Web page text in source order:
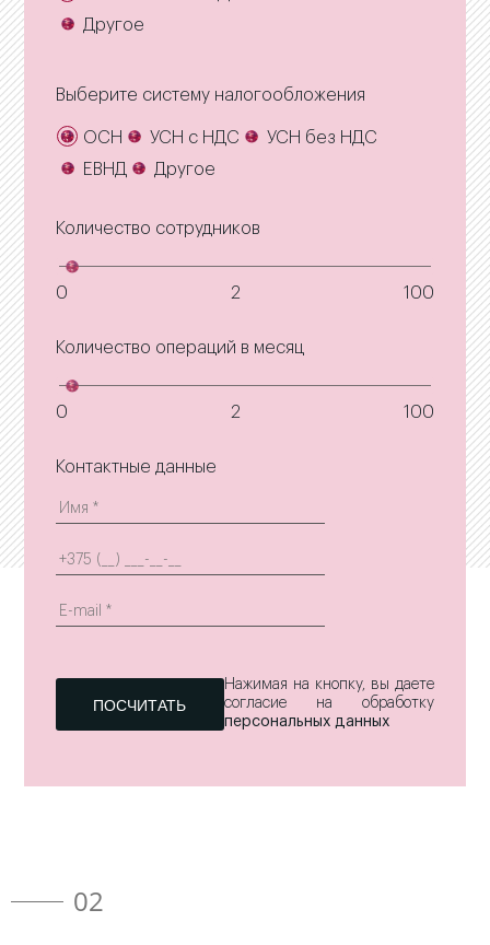
Другое
Выберите систему налогообложения
ОСН УСН с НДС
УСН без НДС
ЕВНД
Другое
Количество сотрудников
0 2 100
Количество операций в месяц
0 2 100
Контактные данные
Нажимая на кнопку, вы даете
согласие на обработку
персональных данных
02